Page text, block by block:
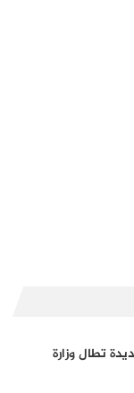
تطال وزارة